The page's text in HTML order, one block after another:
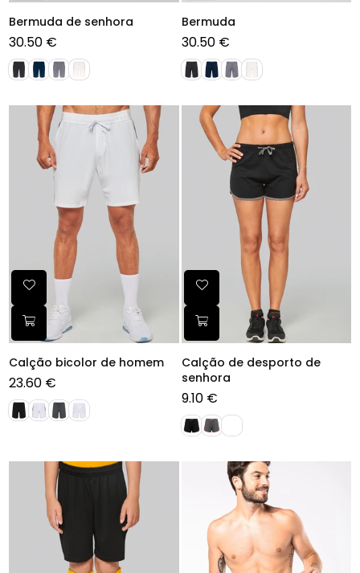
Bermuda de senhora
Preço
normal
30.50 €
Bermuda
Preço
normal
30.50 €
Calção bicolor de homem
Preço
normal
23.60 €
Calção de desporto de
senhora
Preço
normal
9.10 €